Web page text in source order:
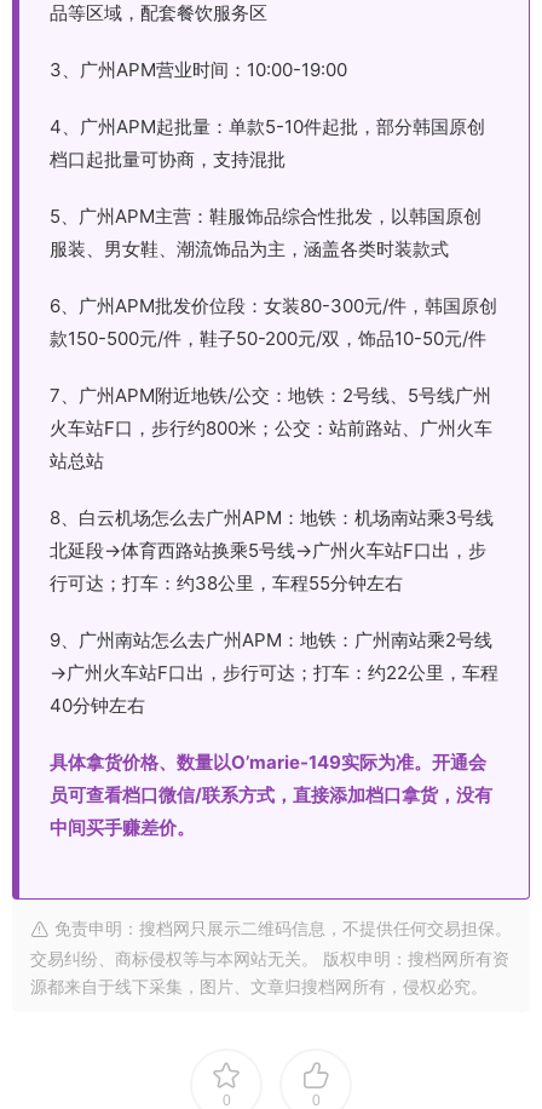
品等区域，配套餐饮服务区
3、广州APM营业时间：10:00-19:00
4、广州APM起批量：单款5-10件起批，部分韩国原创
档口起批量可协商，支持混批
5、广州APM主营：鞋服饰品综合性批发，以韩国原创
服装、男女鞋、潮流饰品为主，涵盖各类时装款式
6、广州APM批发价位段：女装80-300元/件，韩国原创
款150-500元/件，鞋子50-200元/双，饰品10-50元/件
7、广州APM附近地铁/公交：地铁：2号线、5号线广州
火车站F口，步行约800米；公交：站前路站、广州火车
站总站
8、白云机场怎么去广州APM：地铁：机场南站乘3号线
北延段→体育西路站换乘5号线→广州火车站F口出，步
行可达；打车：约38公里，车程55分钟左右
9、广州南站怎么去广州APM：地铁：广州南站乘2号线
→广州火车站F口出，步行可达；打车：约22公里，车程
40分钟左右
具体拿货价格、数量以O’marie-149实际为准。开通会
员可查看档口微信/联系方式，直接添加档口拿货，没有
中间买手赚差价。
免责申明：搜档网只展示二维码信息，不提供任何交易担保。
交易纠纷、商标侵权等与本网站无关。 版权申明：搜档网所有资
源都来自于线下采集，图片、文章归搜档网所有，侵权必究。
0 0